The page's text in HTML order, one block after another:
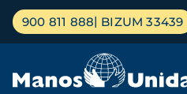
Pasar
contenido
Menú
principal
900 811 888 BIZUM 33439